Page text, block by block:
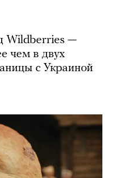
Wildberries —
чем в двух
с Украиной